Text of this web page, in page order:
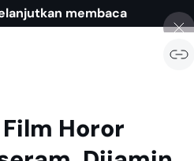
membaca
Horor